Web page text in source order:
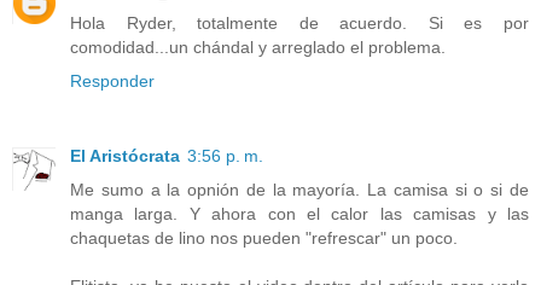
Hola Ryder, totalmente de acuerdo. Si es por
comodidad...un chándal y arreglado el problema.
Responder
El Aristócrata 3:56 p. m.
Me sumo a la opnión de la mayoría. La camisa si o si de
manga larga. Y ahora con el calor las camisas y las
chaquetas de lino nos pueden "refrescar" un poco.